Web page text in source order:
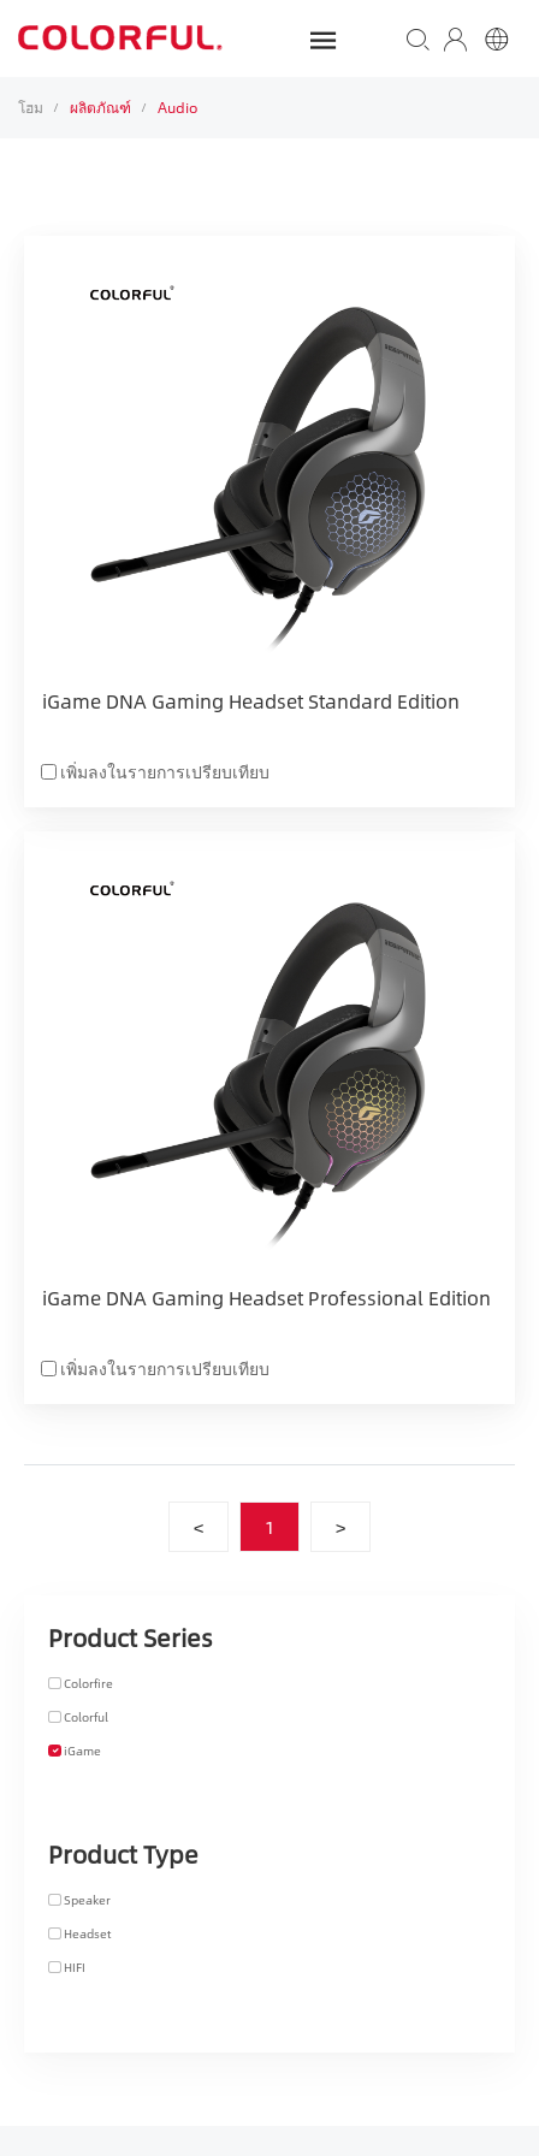
โฮม / ผลิตภัณฑ์ / Audio
iGame DNA Gaming Headset Standard Edition
เพิ่มลงในรายการเปรียบเทียบ
iGame DNA Gaming Headset Professional Edition
เพิ่มลงในรายการเปรียบเทียบ
< 1 >
Product Series
Colorfire
Colorful
iGame
Product Type
Speaker
Headset
HIFI